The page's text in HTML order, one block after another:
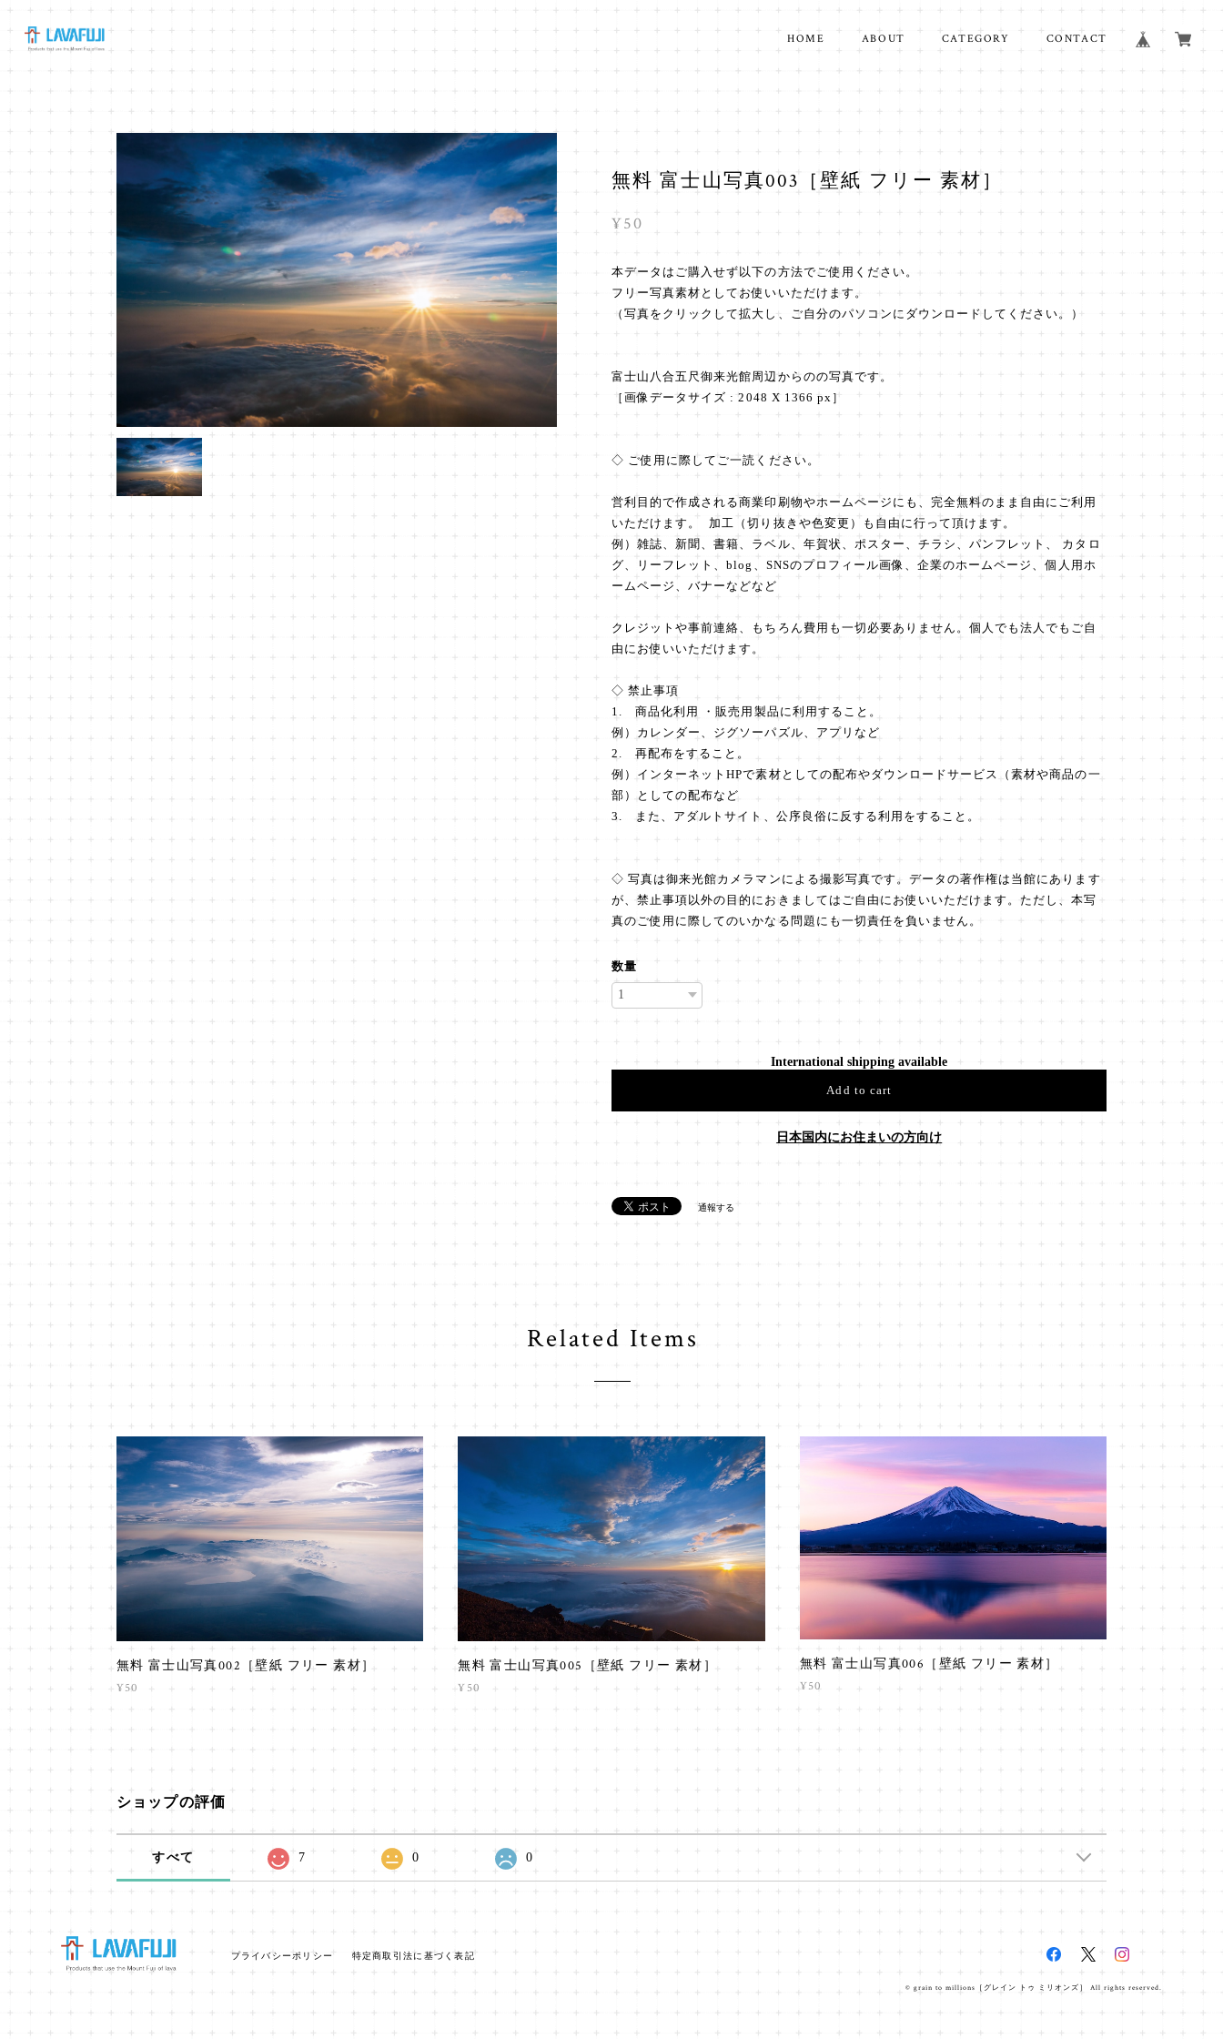
HOME ABOUT CATEGORY CONTACT
無料 富士山写真003［壁紙 フリー 素材］
¥50
本データはご購入せず以下の方法でご使用ください。
フリー写真素材としてお使いいただけます。
（写真をクリックして拡大し、ご自分のパソコンにダウンロードしてください。）
富士山八合五尺御来光館周辺からのの写真です。
［画像データサイズ : 2048 X 1366 px］
◇ ご使用に際してご一読ください。
営利目的で作成される商業印刷物やホームページにも、完全無料のまま自由にご利用
いただけます。 加工（切り抜きや色変更）も自由に行って頂けます。
例）雑誌、新聞、書籍、ラベル、年賀状、ポスター、チラシ、パンフレット、 カタロ
グ、リーフレット、blog、SNSのプロフィール画像、企業のホームページ、個人用ホ
ームページ、バナーなどなど
クレジットや事前連絡、もちろん費用も一切必要ありません。個人でも法人でもご自
由にお使いいただけます。
◇ 禁止事項
1. 商品化利用 ・販売用製品に利用すること。
例）カレンダー、ジグソーパズル、アプリなど
2. 再配布をすること。
例）インターネットHPで素材としての配布やダウンロードサービス（素材や商品の一
部）としての配布など
3. また、アダルトサイト、公序良俗に反する利用をすること。
◇ 写真は御来光館カメラマンによる撮影写真です。データの著作権は当館にあります
が、禁止事項以外の目的におきましてはご自由にお使いいただけます。ただし、本写
真のご使用に際してのいかなる問題にも一切責任を負いません。
数量
International shipping available
Add to cart
日本国内にお住まいの方向け
通報する
Related Items
無料 富士山写真002［壁紙 フリー 素材］
¥50
無料 富士山写真005［壁紙 フリー 素材］
¥50
無料 富士山写真006［壁紙 フリー 素材］
¥50
ショップの評価
すべて 7 0 0
プライバシーポリシー 特定商取引法に基づく表記
© grain to millions［グレイン トゥ ミリオンズ］ All rights reserved.